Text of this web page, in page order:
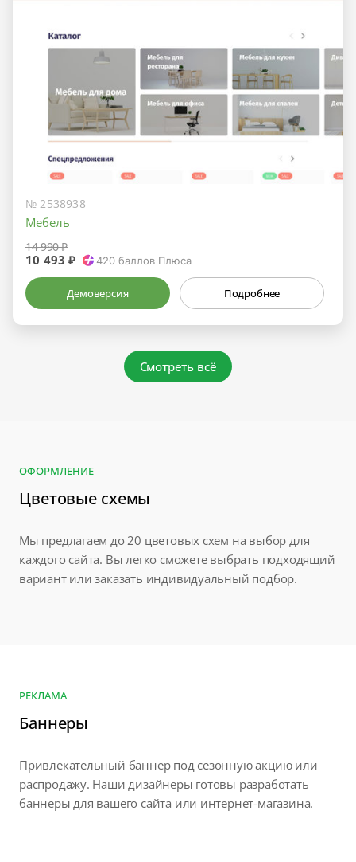
№ 2538938
Мебель
14 990 ₽
10 493 ₽ 420баллов Плюса
Демоверсия Подробнее
Смотреть всё
ОФОРМЛЕНИЕ
Цветовые схемы
Мы предлагаем до 20 цветовых схем на выбор для
каждого сайта. Вы легко сможете выбрать подходящий
вариант или заказать индивидуальный подбор.
РЕКЛАМА
Баннеры
Привлекательный баннер под сезонную акцию или
распродажу. Наши дизайнеры готовы разработать
баннеры для вашего сайта или интернет-магазина.